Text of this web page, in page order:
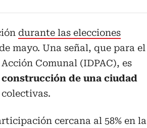
durante las elecciones
mayo. Una señal, que para el
Comunal (IDPAC), es
de una ciudad
cercana al 58% en la